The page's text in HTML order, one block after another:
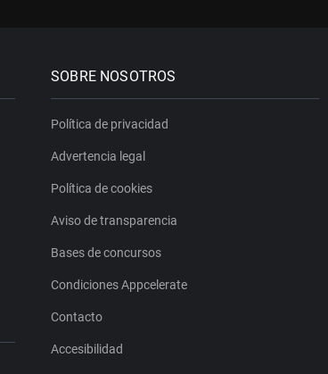
SOBRE NOSOTROS
Política de privacidad
Advertencia legal
Política de cookies
Aviso de transparencia
Bases de concursos
Condiciones Appcelerate
Contacto
Accesibilidad